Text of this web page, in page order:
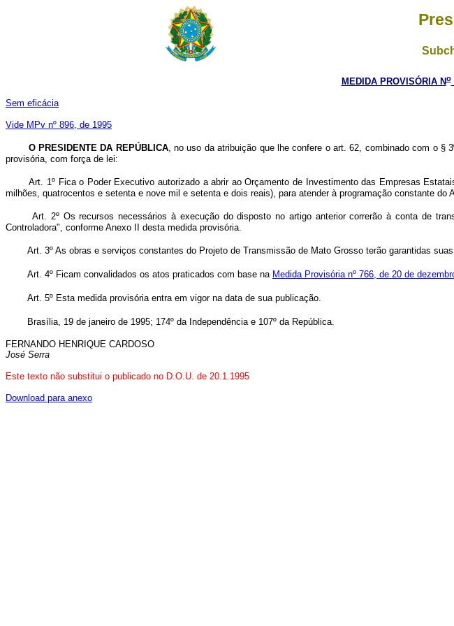
MEDIDA PROVISÓRIA No
Sem eficácia
Vide MPv nº 896, de 1995
O PRESIDENTE DA REPÚBLICA, no uso da atribuição que lhe confere o art. 62, combinado com o §
provisória, com força de lei:
Art. 1º Fica o Poder Executivo autorizado a abrir ao Orçamento de Investimento das Empresas
milhões, quatrocentos e setenta e nove mil e setenta e dois reais), para atender à programação constante do
Art. 2º Os recursos necessários à execução do disposto no artigo anterior correrão à conta de
Controladora", conforme Anexo II desta medida provisória.
Art. 3º As obras e serviços constantes do Projeto de Transmissão de Mato Grosso terão garantidas
Art. 4º Ficam convalidados os atos praticados com base na Medida Provisória nº 766, de 20 de
Art. 5º Esta medida provisória entra em vigor na data de sua publicação.
Brasília, 19 de janeiro de 1995; 174º da Independência e 107º da República.
FERNANDO HENRIQUE CARDOSO
José Serra
Este texto não substitui o publicado no D.O.U. de 20.1.1995
Download para anexo